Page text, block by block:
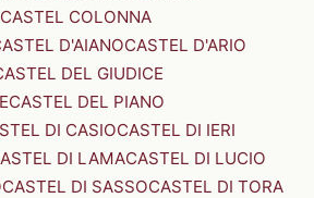
CASTEL COLONNA
D'AIANOCASTEL D'ARIO
DEL GIUDICE
CASTEL DEL PIANO
DI CASIOCASTEL DI IERI
DI LAMACASTEL DI LUCIO
CASTEL DI SASSOCASTEL DI TORA